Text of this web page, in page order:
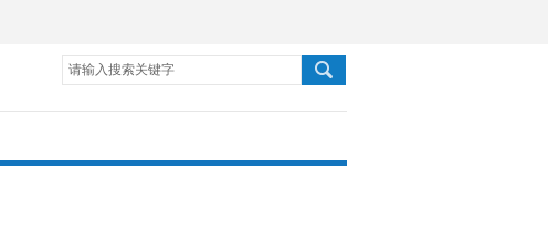
请输入搜索关键字